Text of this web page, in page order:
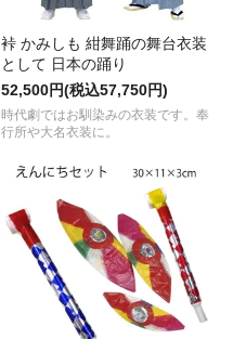
裃 かみしも 紺舞踊の舞台衣装
として 日本の踊り
52,500円(税込57,750円)
時代劇ではお馴染みの衣装です。奉
行所や大名衣装に。